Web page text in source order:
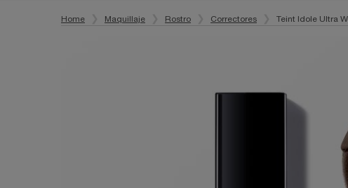
Home
Maquillaje Rostro Correctores Teint Idole Ultra